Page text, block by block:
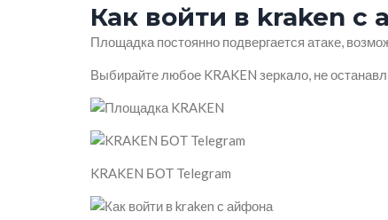
Как войти в kraken с
Площадка постоянно подвергается атаке,
Выбирайте любое KRAKEN зеркало, не
KRAKEN БОТ Telegram